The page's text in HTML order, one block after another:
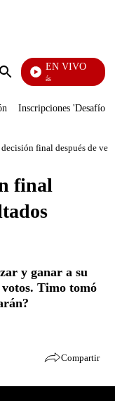
Enviar
EN VIVO
También Caerás
Inscripciones 'Desafío'
final después de ver
final
y ganar a su
Timo tomó
Compartir